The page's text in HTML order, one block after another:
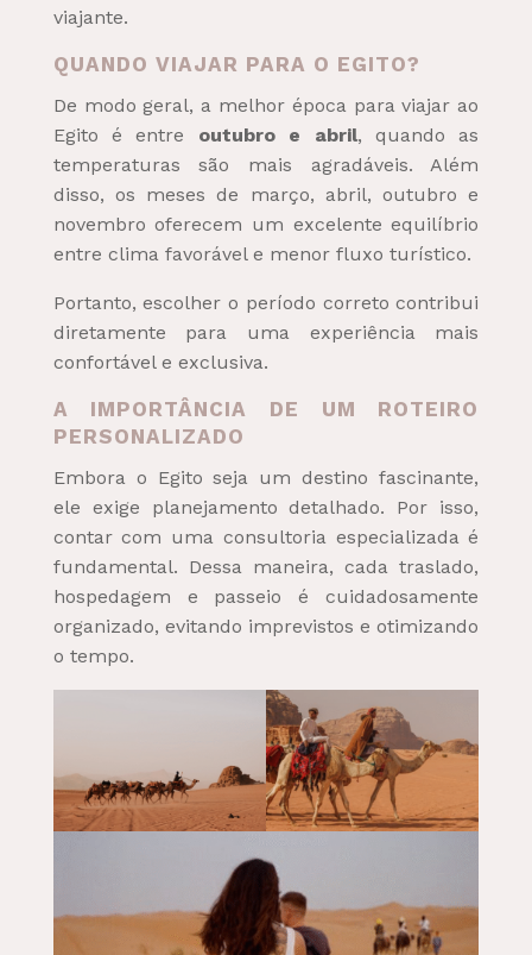
viajante.
QUANDO VIAJAR PARA O EGITO?
De modo geral, a melhor época para viajar ao
Egito é entre outubro e abril, quando as
temperaturas são mais agradáveis. Além
disso, os meses de março, abril, outubro e
novembro oferecem um excelente equilíbrio
entre clima favorável e menor fluxo turístico.
Portanto, escolher o período correto contribui
diretamente para uma experiência mais
confortável e exclusiva.
A IMPORTÂNCIA DE UM ROTEIRO
PERSONALIZADO
Embora o Egito seja um destino fascinante,
ele exige planejamento detalhado. Por isso,
contar com uma consultoria especializada é
fundamental. Dessa maneira, cada traslado,
hospedagem e passeio é cuidadosamente
organizado, evitando imprevistos e otimizando
o tempo.